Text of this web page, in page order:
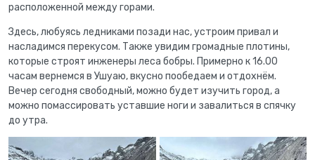
расположенной между горами.
Здесь, любуясь ледниками позади нас, устроим привал и
насладимся перекусом. Также увидим громадные плотины,
которые строят инженеры леса бобры. Примерно к 16.00
часам вернемся в Ушуаю, вкусно пообедаем и отдохнём.
Вечер сегодня свободный, можно будет изучить город, а
можно помассировать уставшие ноги и завалиться в спячку
до утра.